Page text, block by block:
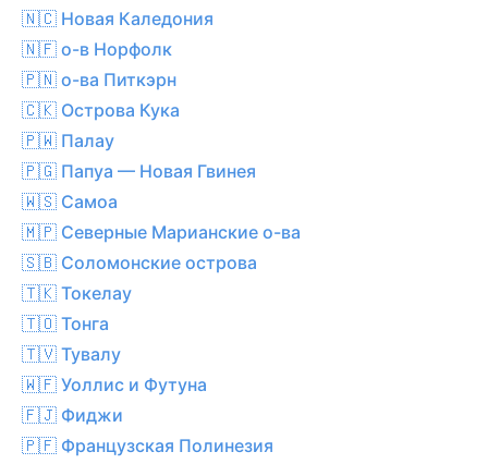
🇳🇨 Новая Каледония
🇳🇫 о-в Норфолк
🇵🇳 о-ва Питкэрн
🇨🇰 Острова Кука
🇵🇼 Палау
🇵🇬 Папуа — Новая Гвинея
🇼🇸 Самоа
🇲🇵 Северные Марианские о-ва
🇸🇧 Соломонские острова
🇹🇰 Токелау
🇹🇴 Тонга
🇹🇻 Тувалу
🇼🇫 Уоллис и Футуна
🇫🇯 Фиджи
🇵🇫 Французская Полинезия